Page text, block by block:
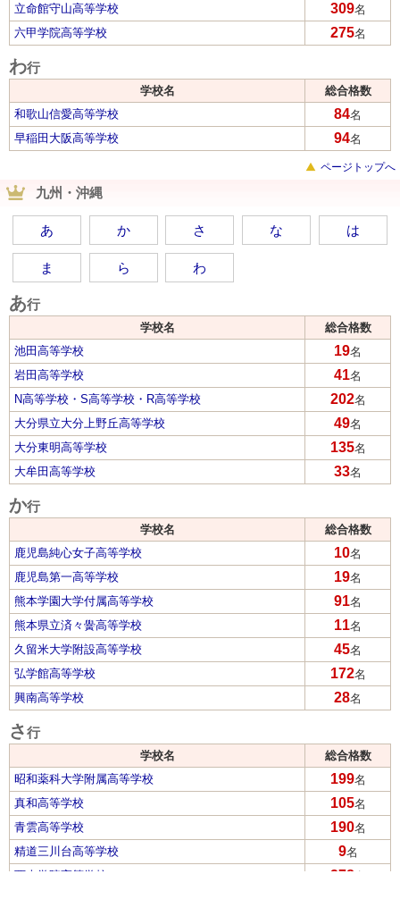
立命館守山高等学校
309名
六甲学院高等学校
275名
わ行
学校名
総合格数
和歌山信愛高等学校
84名
早稲田大阪高等学校
94名
ページトップへ
九州・沖縄
あ か さ な は
ま ら わ
あ行
学校名
総合格数
池田高等学校
19名
岩田高等学校
41名
N高等学校・S高等学校・R高等学校
202名
大分県立大分上野丘高等学校
49名
大分東明高等学校
135名
大牟田高等学校
33名
か行
学校名
総合格数
鹿児島純心女子高等学校
10名
鹿児島第一高等学校
19名
熊本学園大学付属高等学校
91名
熊本県立済々黌高等学校
11名
久留米大学附設高等学校
45名
弘学館高等学校
172名
興南高等学校
28名
さ行
学校名
総合格数
昭和薬科大学附属高等学校
199名
真和高等学校
105名
青雲高等学校
190名
精道三川台高等学校
9名
西南学院高等学校
278 名